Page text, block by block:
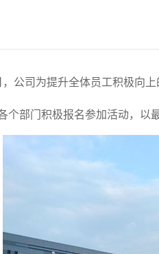
公司为提升全体员工积极向
个部门积极报名参加活动，以